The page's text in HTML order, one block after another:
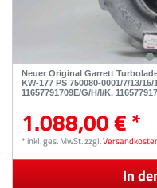
Neuer Original Garrett
KW-177 PS 750080-0001/7/13/
11657791709E/G/H/I/K,
1.088,00 € *
*inkl. ges. MwSt.zzgl.
In